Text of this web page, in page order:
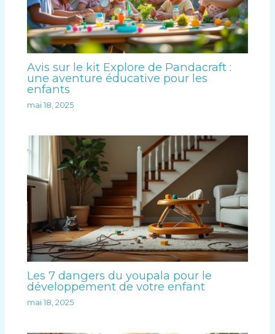
Avis sur le kit Explore de Pandacraft :
une aventure éducative pour les
enfants
mai 18, 2025
Les 7 dangers du youpala pour le
développement de votre enfant
mai 18, 2025